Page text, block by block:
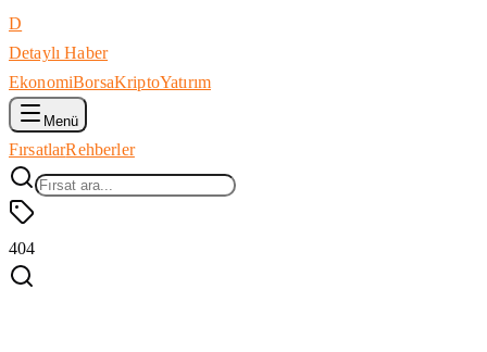
D
Detaylı Haber
EkonomiBorsaKriptoYatırım
Menü
FırsatlarRehberler
404